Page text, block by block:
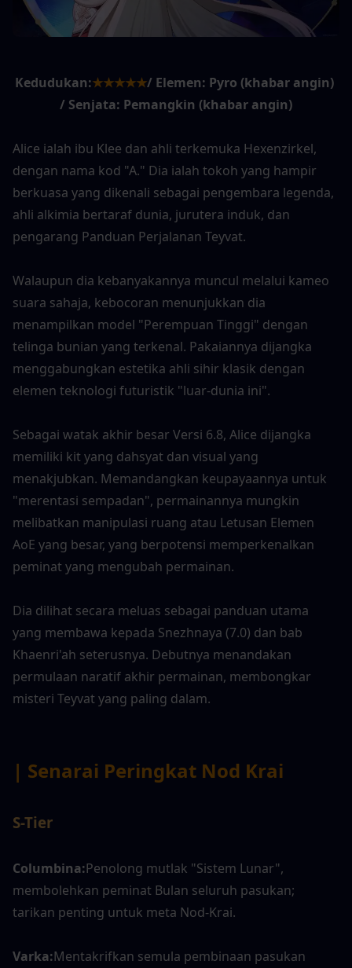
Kedudukan:★★★★★/ Elemen: Pyro (khabar angin)
/ Senjata: Pemangkin (khabar angin)
Alice ialah ibu Klee dan ahli terkemuka Hexenzirkel,
dengan nama kod "A." Dia ialah tokoh yang hampir
berkuasa yang dikenali sebagai pengembara legenda,
ahli alkimia bertaraf dunia, jurutera induk, dan
pengarang Panduan Perjalanan Teyvat.
Walaupun dia kebanyakannya muncul melalui kameo
suara sahaja, kebocoran menunjukkan dia
menampilkan model "Perempuan Tinggi" dengan
telinga bunian yang terkenal. Pakaiannya dijangka
menggabungkan estetika ahli sihir klasik dengan
elemen teknologi futuristik "luar-dunia ini".
Sebagai watak akhir besar Versi 6.8, Alice dijangka
memiliki kit yang dahsyat dan visual yang
menakjubkan. Memandangkan keupayaannya untuk
"merentasi sempadan", permainannya mungkin
melibatkan manipulasi ruang atau Letusan Elemen
AoE yang besar, yang berpotensi memperkenalkan
peminat yang mengubah permainan.
Dia dilihat secara meluas sebagai panduan utama
yang membawa kepada Snezhnaya (7.0) dan bab
Khaenri'ah seterusnya. Debutnya menandakan
permulaan naratif akhir permainan, membongkar
misteri Teyvat yang paling dalam.
| Senarai Peringkat Nod Krai
S-Tier
Columbina:Penolong mutlak "Sistem Lunar",
membolehkan peminat Bulan seluruh pasukan;
tarikan penting untuk meta Nod-Krai.
Varka:Mentakrifkan semula pembinaan pasukan